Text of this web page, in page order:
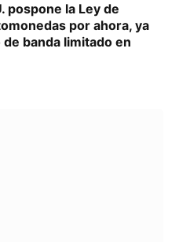
pospone la Ley de
por ahora, ya
banda limitado en